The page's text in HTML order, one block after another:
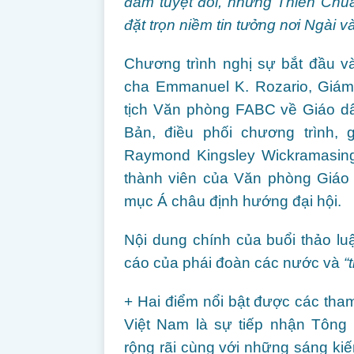
đặt trọn niềm tin tưởng nơi Ngài
Chương trình nghị sự bắt đầu
cha Emmanuel K. Rozario,
tịch Văn phòng FABC về Giáo
Bản, điều phối chương
Raymond Kingsley
thành viên của Văn phòng
mục Á châu định hướng đại hội.
Nội dung chính của buổi thảo
cáo của phái đoàn các nước và
+ Hai điểm nổi bật được các
Việt Nam là sự tiếp nhận
rộng rãi cùng với những sáng